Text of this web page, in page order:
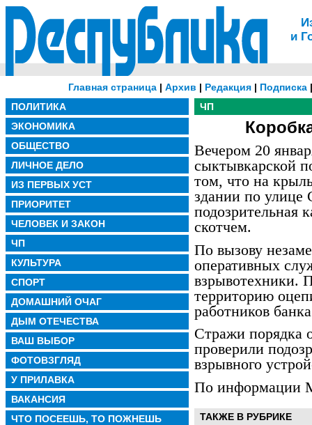
и
Главная страница | Архив | Редакция | Подписка
ПОЛИТИКА
ЭКОНОМИКА
ОБЩЕСТВО
ЛИЧНОЕ ДЕЛО
ИЗ ПЕРВЫХ УСТ
ПРИОРИТЕТ
ЧЕЛОВЕК И ЗАКОН
ЧП
КУЛЬТУРА
СПОРТ
ДОМАШНИЙ ОЧАГ
ДЫМ ОТЕЧЕСТВА
ВАШ ВЫБОР
ФОТОВЗГЛЯД
У ПРИЛАВКА
ВАКАНСИЯ
ЧТО ПОСЕЕШЬ, ТО ПОЖНЕШЬ
ЧП
Вечером 20
сыктывкарской
том, что на
здании по улице
подозрительная
скотчем.
По вызову
оперативных
территорию
работников
Стражи порядка
проверили
взрывного
По информации
ТАКЖЕ В РУБРИКЕ